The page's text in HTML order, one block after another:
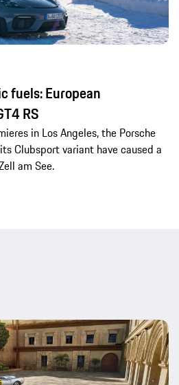
fuels: European
RS
in Los Angeles, the Porsche
Clubsport variant have caused a
am See.